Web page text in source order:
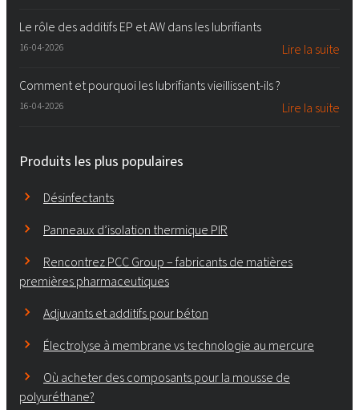
Le rôle des additifs EP et AW dans les lubrifiants
16-04-2026 Lire la suite
Comment et pourquoi les lubrifiants vieillissent-ils ?
16-04-2026 Lire la suite
Produits les plus populaires
Désinfectants
Panneaux d’isolation thermique PIR
Rencontrez PCC Group – fabricants de matières
premières pharmaceutiques
Adjuvants et additifs pour béton
Électrolyse à membrane vs technologie au mercure
Où acheter des composants pour la mousse de
polyuréthane?